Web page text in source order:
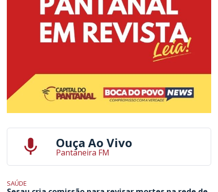
Ouça Ao Vivo
Pantaneira FM
SAÚDE